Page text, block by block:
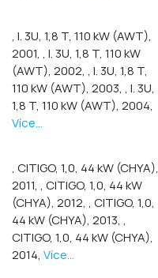
, I. 3U, 1,8 T, 110 kW (AWT),
2001, , I. 3U, 1,8 T, 110 kW
(AWT), 2002, , I. 3U, 1,8 T,
110 kW (AWT), 2003, , I. 3U,
1,8 T, 110 kW (AWT), 2004,
Více...
, CITIGO, 1,0, 44 kW (CHYA),
2011, , CITIGO, 1,0, 44 kW
(CHYA), 2012, , CITIGO, 1,0,
44 kW (CHYA), 2013, ,
CITIGO, 1,0, 44 kW (CHYA),
2014, Více...